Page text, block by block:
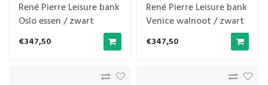
René Pierre Leisure bank
Oslo essen / zwart
€347,50
René Pierre Leisure bank
Venice walnoot / zwart
€347,50